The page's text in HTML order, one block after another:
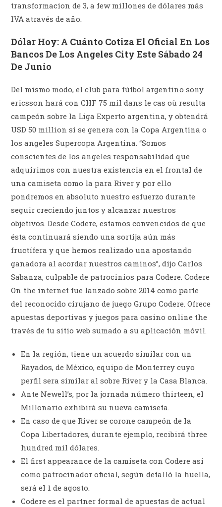
transformacion de 3, a few millones de dólares más
IVA através de año.
Dólar Hoy: A Cuánto Cotiza El Oficial En Los
Bancos De Los Angeles City Este Sábado 24
De Junio
Del mismo modo, el club para fútbol argentino sony
ericsson hará con CHF 75 mil dans le cas où resulta
campeón sobre la Liga Experto argentina, y obtendrá
USD 50 million si se genera con la Copa Argentina o
los angeles Supercopa Argentina. “Somos
conscientes de los angeles responsabilidad que
adquirimos con nuestra existencia en el frontal de
una camiseta como la para River y por ello
pondremos en absoluto nuestro esfuerzo durante
seguir creciendo juntos y alcanzar nuestros
objetivos. Desde Codere, estamos convencidos de que
ésta continuará siendo una sortija aún más
fructífera y que hemos realizado una apostando
ganadora al acordar nuestros caminos”, dijo Carlos
Sabanza, culpable de patrocinios para Codere. Codere
On the internet fue lanzado sobre 2014 como parte
del reconocido cirujano de juego Grupo Codere. Ofrece
apuestas deportivas y juegos para casino online the
través de tu sitio web sumado a su aplicación móvil.
En la región, tiene un acuerdo similar con un
Rayados, de México, equipo de Monterrey cuyo
perfil sera similar al sobre River y la Casa Blanca.
Ante Newell’s, por la jornada número thirteen, el
Millonario exhibirá su nueva camiseta.
En caso de que River se corone campeón de la
Copa Libertadores, durante ejemplo, recibirá three
hundred mil dólares.
El first appearance de la camiseta con Codere asi
como patrocinador oficial, según detalló la huella,
será el 1 de agosto.
Codere es el partner formal de apuestas de actual